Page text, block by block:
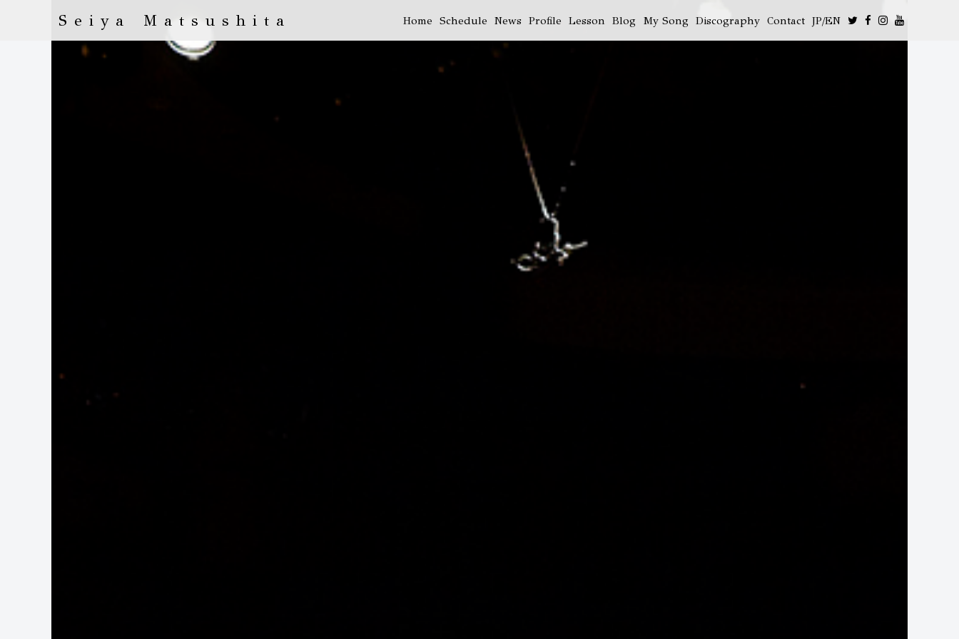
Seiya Matsushita Home Schedule News Profile Lesson Blog My Song Discography Contact JP/EN